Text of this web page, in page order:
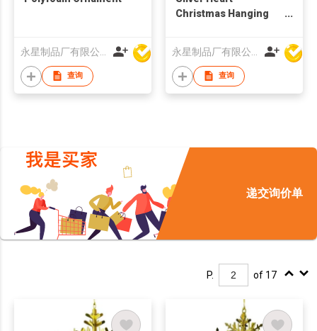
查询
Christmas Hanging
查询
递交询价单
P. of 17